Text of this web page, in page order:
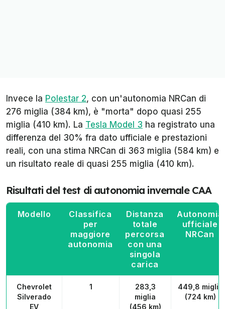
Invece la Polestar 2, con un'autonomia NRCan di
276 miglia (384 km), è "morta" dopo quasi 255
miglia (410 km). La Tesla Model 3 ha registrato una
differenza del 30% fra dato ufficiale e prestazioni
reali, con una stima NRCan di 363 miglia (584 km) e
un risultato reale di quasi 255 miglia (410 km).
Risultati del test di autonomia invernale CAA
Modello
Classifica
per
maggiore
autonomia
Distanza
totale
percorsa
con una
singola
carica
Autonomia
ufficiale
NRCan
Chevrolet
Silverado
EV
1
283,3
miglia
(456 km)
449,8 miglia
(724 km)